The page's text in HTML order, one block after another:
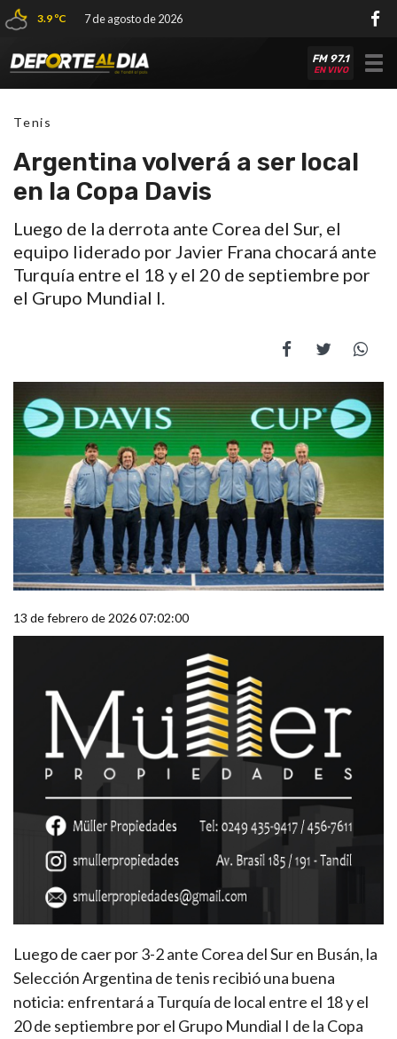
3.9 ºC 7 de agosto de 2026
FM 97.1
EN VIVO
Tenis
Argentina volverá a ser local
en la Copa Davis
Luego de la derrota ante Corea del Sur, el
equipo liderado por Javier Frana chocará ante
Turquía entre el 18 y el 20 de septiembre por
el Grupo Mundial I.
13 de febrero de 2026 07:02:00
Luego de caer por 3-2 ante Corea del Sur en Busán, la
Selección Argentina de tenis recibió una buena
noticia: enfrentará a Turquía de local entre el 18 y el
20 de septiembre por el Grupo Mundial I de la Copa